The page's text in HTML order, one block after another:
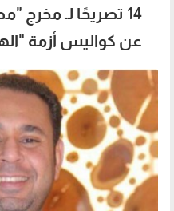
14 تصريحًا لـ مخرج
عن كواليس أزمة